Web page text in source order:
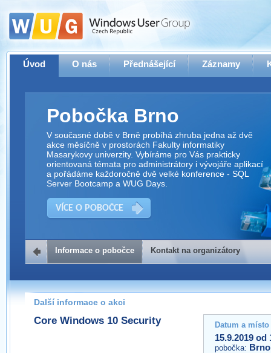
Úvod O nás Přednášející Záznamy
Pobočka Brno
V současné době v Brně probíhá zhruba jedna až dvě
akce měsíčně v prostorách Fakulty informatiky
Masarykovy univerzity. Vybíráme pro Vás prakticky
orientovaná témata pro administrátory i vývojáře aplikací
a pořádáme každoročně dvě velké konference - SQL
Server Bootcamp a WUG Days.
VÍCE O POBOČCE
Kontakt na organizátory
Pokud máte jakýkoliv dotaz na organizátory této akce,
prosím neváhejte nás kontaktovat na e-mailu:
brno@wug.cz
Informace o pobočce Kontakt na organizátory
Další informace o akci
Core Windows 10 Security Datum a
15.9.2019 od
pobočka: Brno